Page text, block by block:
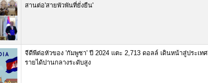
สานต่อ'สายพัวพันที่ยั่งยืน'
จีดีพีต่อหัวของ 'กัมพูชา' ปี 2024 แตะ 2,713 ดอลล์ เดินหน้าสู่ประเทศ
รายได้ปานกลางระดับสูง